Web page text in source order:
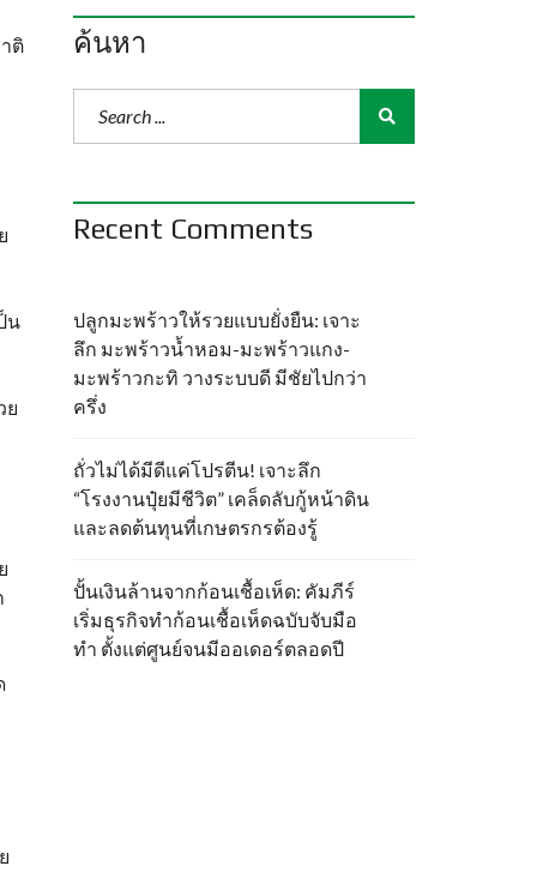
ติ
น
ย
ค้นหา
Recent Comments
ปลูกมะพร้าวให้รวยแบบยั่งยืน: เจาะ
ลึก มะพร้าวน้ำหอม-มะพร้าวแกง-
มะพร้าวกะทิ วางระบบดี มีชัยไปกว่า
ครึ่ง
ถั่วไม่ได้มีดีแค่โปรตีน! เจาะลึก
“โรงงานปุ๋ยมีชีวิต” เคล็ดลับกู้หน้าดิน
และลดต้นทุนที่เกษตรกรต้องรู้
ปั้นเงินล้านจากก้อนเชื้อเห็ด: คัมภีร์
เริ่มธุรกิจทำก้อนเชื้อเห็ดฉบับจับมือ
ทำ ตั้งแต่ศูนย์จนมีออเดอร์ตลอดปี